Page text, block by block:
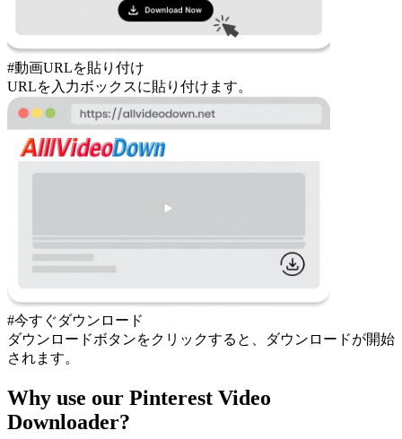
#動画URLを貼り付け
URLを入力ボックスに貼り付けます。
#今すぐダウンロード
ダウンロードボタンをクリックすると、ダウンロードが開始
されます。
Why use our Pinterest Video
Downloader?